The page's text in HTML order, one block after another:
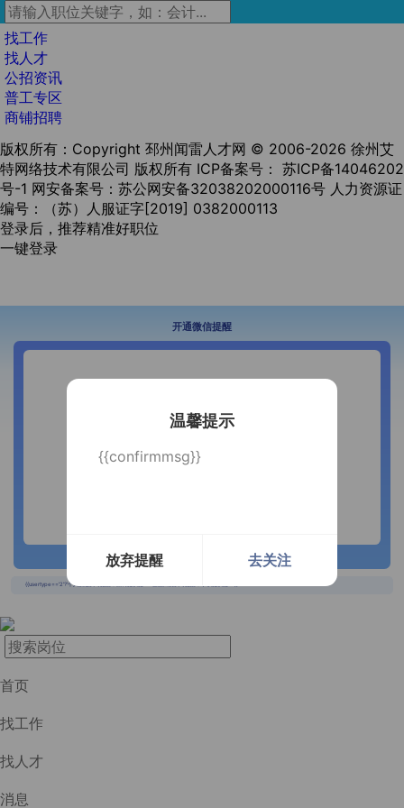
找工作
找人才
公招资讯
普工专区
商铺招聘
版权所有：Copyright 邳州闻雷人才网 © 2006-2026 徐州艾
特网络技术有限公司 版权所有 ICP备案号： 苏ICP备14046202
号-1 网安备案号：苏公网安备32038202000116号 人力资源证
编号：（苏）人服证字[2019] 0382000113
登录后，推荐精准好职位
一键登录
开通微信提醒
{{usertype=='2'?'个人投递实时提醒，招聘更快捷！':'企业回复实时提醒，求职更快捷！'}}
温馨提示
{{confirmmsg}}
放弃提醒 去关注
首页
找工作
找人才
消息